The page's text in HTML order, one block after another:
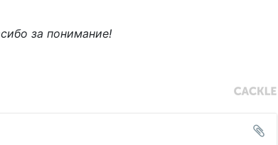
за понимание!